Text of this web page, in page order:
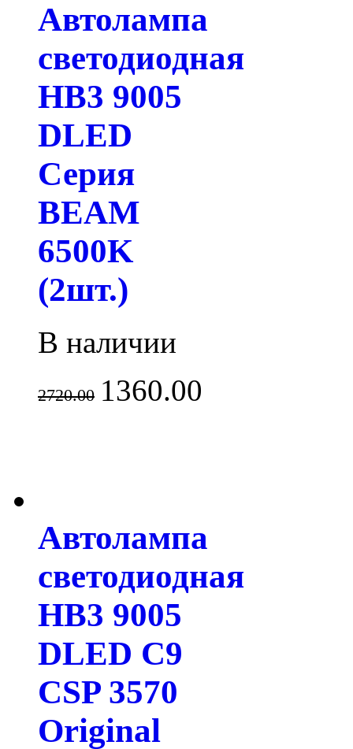
Автолампа
светодиодная
HB3 9005
DLED
Серия
BEAM
6500K
(2шт.)
В наличии
2720.00 1360.00
Автолампа
светодиодная
HB3 9005
DLED C9
CSP 3570
Original